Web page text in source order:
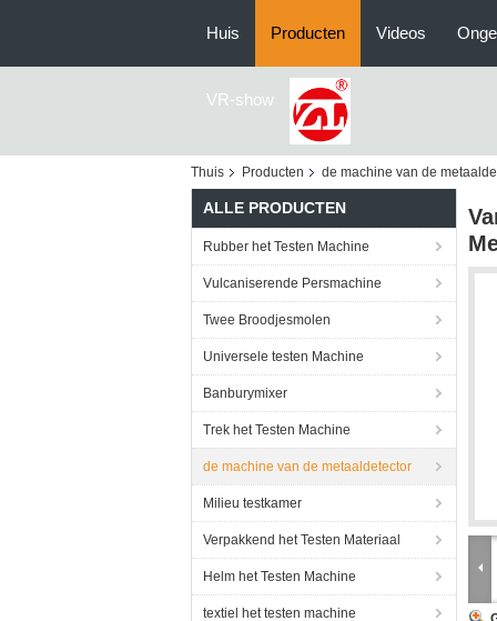
Huis Producten Videos
VR-show
Thuis Producten de machine van de
ALLE PRODUCTEN
Rubber het Testen Machine
Vulcaniserende Persmachine
Twee Broodjesmolen
Universele testen Machine
Banburymixer
Trek het Testen Machine
de machine van de metaaldetector
Milieu testkamer
Verpakkend het Testen Materiaal
Helm het Testen Machine
textiel het testen machine